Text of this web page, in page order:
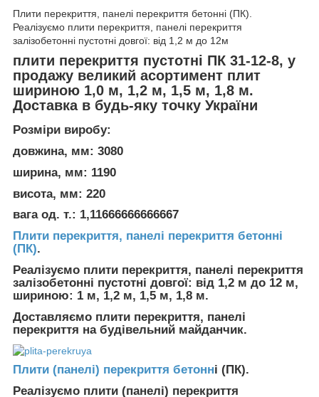
Плити перекриття, панелі перекриття бетонні (ПК).
Реалізуємо плити перекриття, панелі перекриття
залізобетонні пустотні довгої: від 1,2 м до 12м
плити перекриття пустотні ПК 31-12-8, у
продажу великий асортимент плит
шириною 1,0 м, 1,2 м, 1,5 м, 1,8 м.
Доставка в будь-яку точку України
Розміри виробу:
довжина, мм: 3080
ширина, мм: 1190
висота, мм: 220
вага од. т.: 1,11666666666667
Плити перекриття, панелі перекриття бетонні
(ПК).
Реалізуємо плити перекриття, панелі перекриття
залізобетонні пустотні довгої: від 1,2 м до 12 м,
шириною: 1 м, 1,2 м, 1,5 м, 1,8 м.
Доставляємо плити перекриття, панелі
перекриття на будівельний майданчик.
Плити (панелі) перекриття бетонні (ПК).
Реалізуємо плити (панелі) перекриття